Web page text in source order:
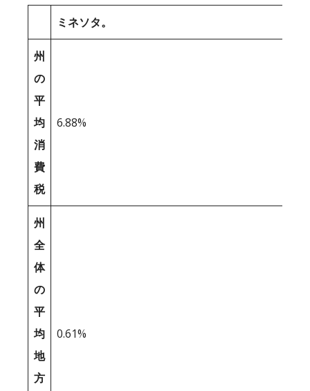
ミネソタ。
州
の
平
均
消
費
税
6.88%
州
全
体
の
平
均
地
方
0.61%